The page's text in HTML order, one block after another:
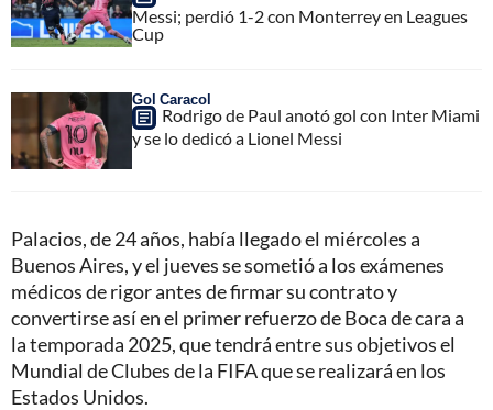
Messi; perdió 1-2 con Monterrey en Leagues
Cup
Gol Caracol
Rodrigo de Paul anotó gol con Inter Miami
y se lo dedicó a Lionel Messi
Palacios, de 24 años, había llegado el miércoles a
Buenos Aires, y el jueves se sometió a los exámenes
médicos de rigor antes de firmar su contrato y
convertirse así en el primer refuerzo de Boca de cara a
la temporada 2025, que tendrá entre sus objetivos el
Mundial de Clubes de la FIFA que se realizará en los
Estados Unidos.